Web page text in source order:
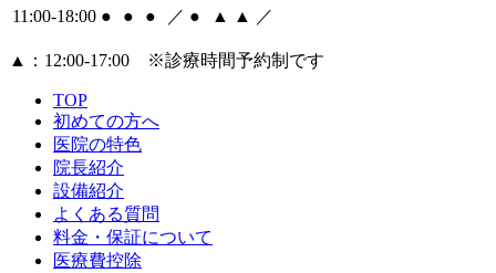
11:00-18:00 ● ● ● ／ ● ▲ ▲ ／
▲ ：12:00‐17:00 ※診療時間予約制です
TOP
初めての方へ
医院の特色
院長紹介
設備紹介
よくある質問
料金・保証について
医療費控除